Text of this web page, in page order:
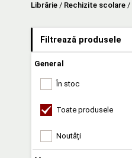
Librărie / Rechizite scolare /
Filtrează produsele
General
În stoc
Toate produsele
Noutăți